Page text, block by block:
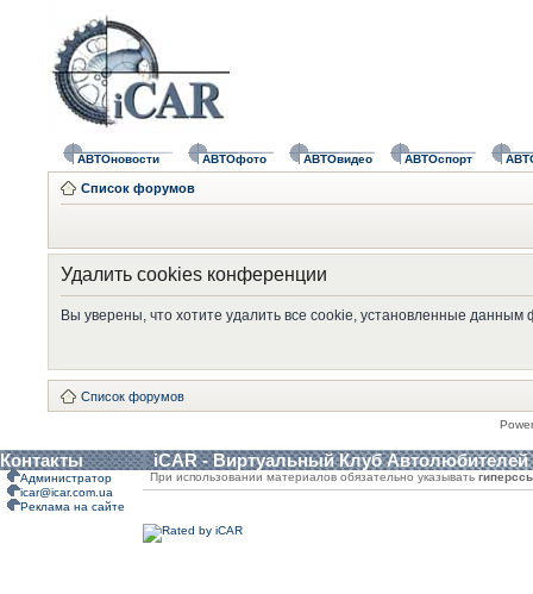
АВТОновости АВТОфото АВТОвидео АВТОспорт
Список форумов
Удалить cookies конференции
Вы уверены, что хотите удалить все cookie, установленные
Список форумов
Контакты iCAR - Виртуальный Клуб Автолюбителей
Администратор
icar@icar.com.ua
Реклама на сайте
При использовании материалов обязательно указывать